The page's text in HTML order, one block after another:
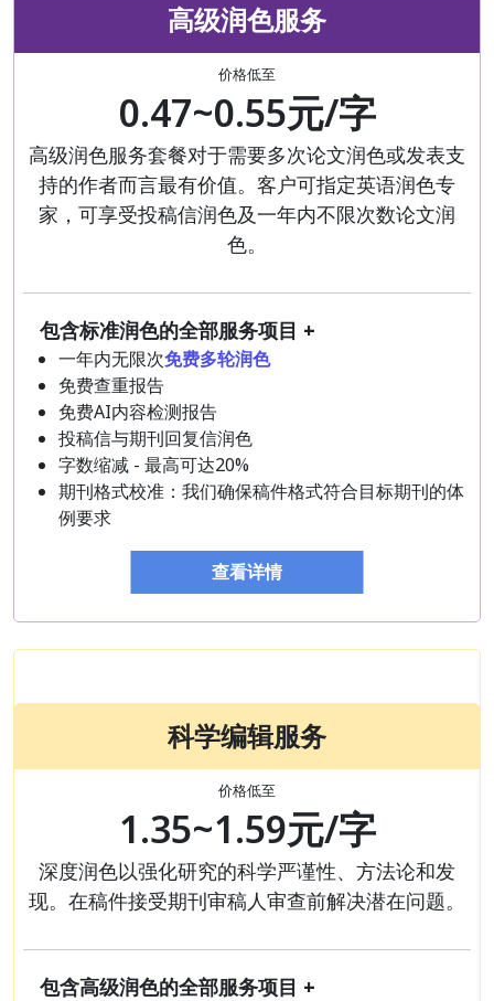
高级润色服务
价格低至
0.47~0.55元/字
高级润色服务套餐对于需要多次论文润色或发表支
持的作者而言最有价值。客户可指定英语润色专
家，可享受投稿信润色及一年内不限次数论文润
色。
包含标准润色的全部服务项目 +
一年内无限次免费多轮润色
免费查重报告
免费AI内容检测报告
投稿信与期刊回复信润色
字数缩减 - 最高可达20%
期刊格式校准：我们确保稿件格式符合目标期刊的体
例要求
查看详情
科学编辑服务
价格低至
1.35~1.59元/字
深度润色以强化研究的科学严谨性、方法论和发
现。在稿件接受期刊审稿人审查前解决潜在问题。
包含高级润色的全部服务项目 +